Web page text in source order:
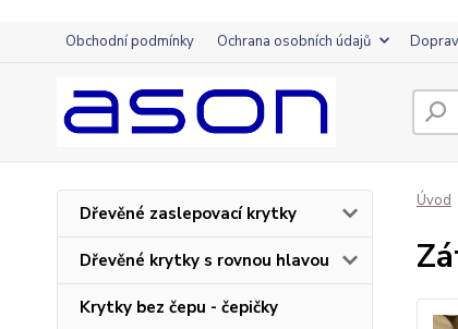
Obchodní podmínky Ochrana osobních údajů
Dřevěné zaslepovací krytky
Dřevěné krytky s rovnou hlavou
Krytky bez čepu - čepičky
Úvod